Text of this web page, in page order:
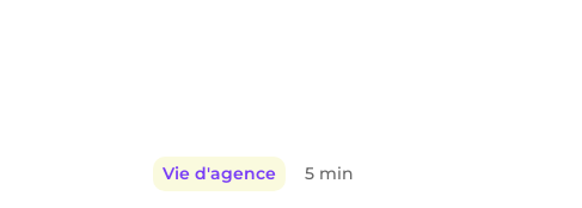
Vie d'agence 5 min